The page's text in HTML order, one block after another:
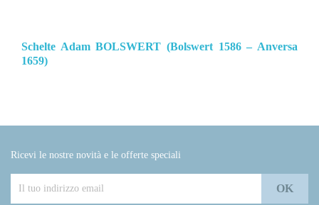
Schelte Adam BOLSWERT (Bolswert 1586 – Anversa
1659)
Ricevi le nostre novità e le offerte speciali